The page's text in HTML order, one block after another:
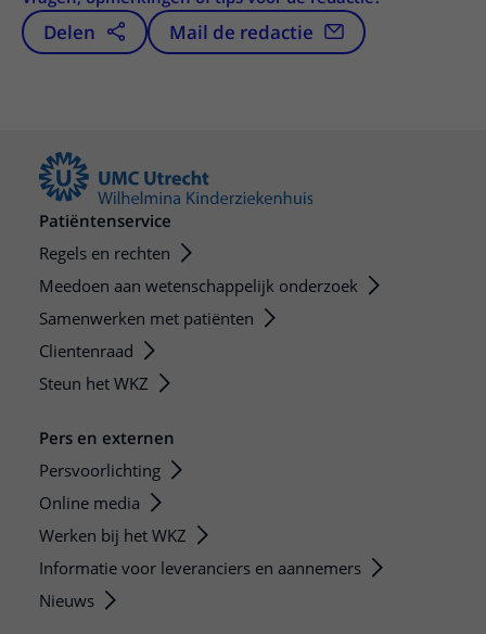
Delen Mail de redactie
Patiëntenservice
Regels en rechten
Meedoen aan wetenschappelijk onderzoek
Samenwerken met patiënten
Clientenraad
Steun het WKZ
Pers en externen
Persvoorlichting
Online media
Werken bij het WKZ
Informatie voor leveranciers en aannemers
Nieuws